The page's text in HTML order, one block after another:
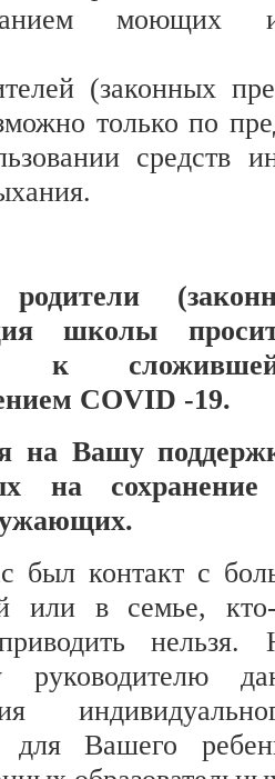
моющих
(законных
только по
средств
школы
к
COVID -19.
на Вашу
на
был контакт с
или в семье,
нельзя.
руководителю
для Вашего